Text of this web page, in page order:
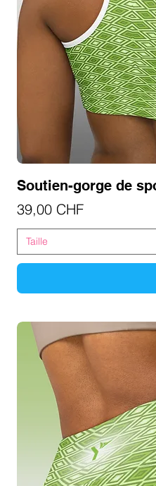
Soutien-gorge de
Prix
39,00 CHF